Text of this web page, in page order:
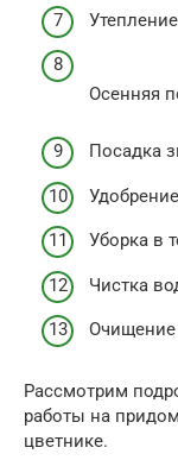
Осенняя
Посадка
Уборка в
Чистка
Очищение
Рассмотрим
работы на
цветнике.